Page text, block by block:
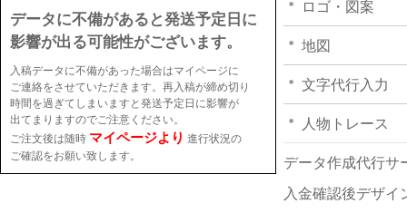
データに不備があると発送予定日に
影響が出る可能性がございます。
入稿データに不備があった場合はマイページに
ご連絡をさせていただきます。再入稿が締め切り
時間を過ぎてしまいますと発送予定日に影響が
出てまりますのでご注意ください。
ご注文後は随時 マイページより 進行状況の
ご確認をお願い致します。
ロゴ・図案
地図
文字代行入力
人物トレース
データ作成代行サ
入金確認後デザイ